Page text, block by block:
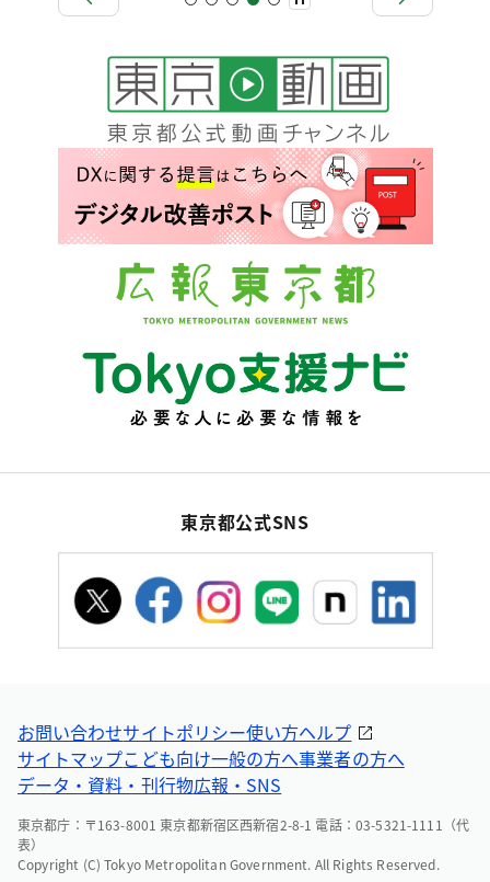
東京都公式SNS
お問い合わせサイトポリシー使い方ヘルプ
サイトマップこども向け一般の方へ事業者の方へ
データ・資料・刊行物広報・SNS
東京都庁：〒163-8001 東京都新宿区西新宿2-8-1 電話：03-5321-1111（代
表）
Copyright (C) Tokyo Metropolitan Government. All Rights Reserved.